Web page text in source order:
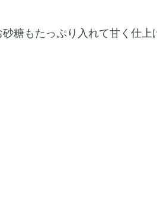
砂糖もたっぷり入れて甘く仕上